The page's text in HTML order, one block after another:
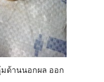
มด้านนอกผล ออก